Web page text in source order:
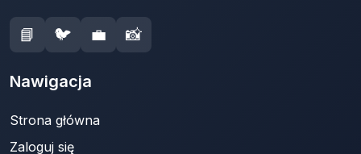
📘 🐦 💼 📸
Nawigacja
Strona główna
Zaloguj się